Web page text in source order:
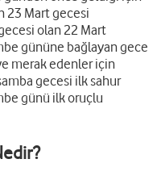
23 Mart gecesi
olan 22 Mart
gününe bağlayan gece
merak edenler için
gecesi ilk sahur
günü ilk oruçlu